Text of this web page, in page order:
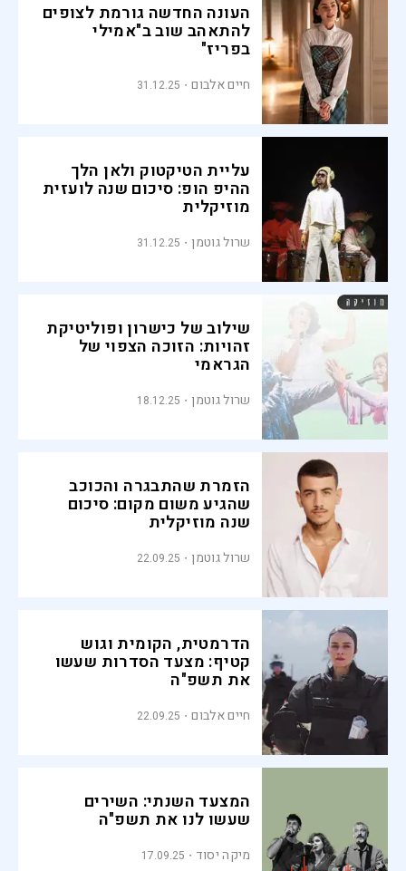
העונה החדשה גורמת לצופים
להתאהב שוב ב"אמילי
בפריז"
חיים אלבום 31.12.25
עליית הטיקטוק ולאן הלך
ההיפ הופ: סיכום שנה לועזית
מוזיקלית
שרול גוטמן 31.12.25
שילוב של כישרון ופוליטיקת
זהויות: הזוכה הצפוי של
הגראמי
שרול גוטמן 18.12.25
הזמרת שהתבגרה והכוכב
שהגיע משום מקום: סיכום
שנה מוזיקלית
שרול גוטמן 22.09.25
הדרמטית, הקומית וגוש
קטיף: מצעד הסדרות שעשו
את תשפ"ה
חיים אלבום 22.09.25
המצעד השנתי: השירים
שעשו לנו את תשפ"ה
מיקה יסוד 17.09.25